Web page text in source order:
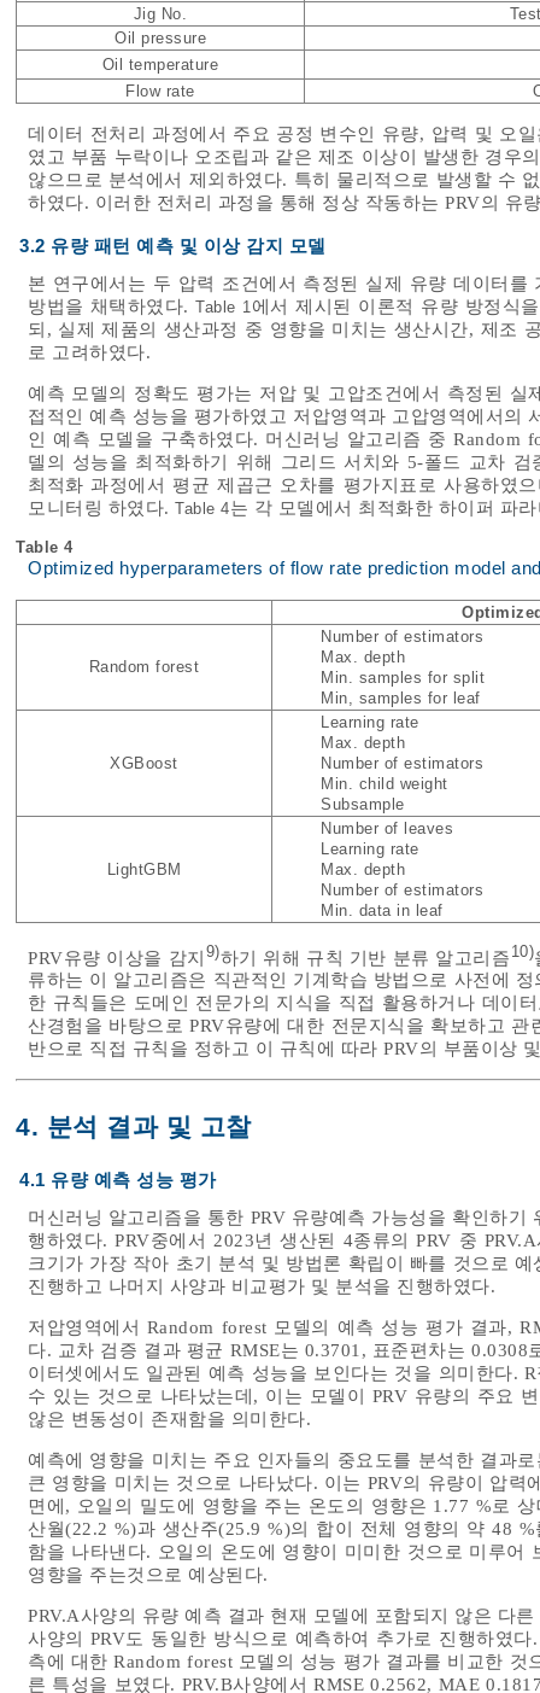
Jig No.
Oil pressure
Oil temperature
Flow rate
데이터 전처리 과정에서 주요 공정 변수인 유량, 압력 및 오
였고 부품 누락이나 오조립과 같은 제조 이상이 발생한 경우
않으므로 분석에서 제외하였다. 특히 물리적으로 발생할 수
하였다. 이러한 전처리 과정을 통해 정상 작동하는 PRV의 유
3.2 유량 패턴 예측 및 이상 감지 모델
본 연구에서는 두 압력 조건에서 측정된 실제 유량 데이터
방법을 채택하였다.Table 1 에서 제시된 이론적 유량 방정식
되, 실제 제품의 생산과정 중 영향을 미치는 생산시간, 제조
로 고려하였다.
예측 모델의 정확도 평가는 저압 및 고압조건에서 측정된
접적인 예측 성능을 평가하였고 저압영역과 고압영역에서의
인 예측 모델을 구축하였다. 머신러닝 알고리즘 중 Random
델의 성능을 최적화하기 위해 그리드 서치와 5-폴드 교차
최적화 과정에서 평균 제곱근 오차를 평가지표로 사용하였
모니터링 하였다. Table 4는 각 모델에서 최적화한 하이퍼 파
Table 4
Optimized hyperparameters of flow rate prediction model
Random forest
Number of estimators
Max. depth
Min. samples for split
Min, samples for leaf
XGBoost
Learning rate
Max. depth
Number of estimators
Min. child weight
Subsample
LightGBM
Number of leaves
Learning rate
Max. depth
Number of estimators
Min. data in leaf
PRV유량 이상을 감지 9)하기 위해 규칙 기반 분류 알고리즘 10)
류하는 이 알고리즘은 직관적인 기계학습 방법으로 사전에
한 규칙들은 도메인 전문가의 지식을 직접 활용하거나 데이
산경험을 바탕으로 PRV유량에 대한 전문지식을 확보하고
반으로 직접 규칙을 정하고 이 규칙에 따라 PRV의 부품이상
4. 분석 결과 및 고찰
4.1 유량 예측 성능 평가
머신러닝 알고리즘을 통한 PRV 유량예측 가능성을 확인하
행하였다. PRV중에서 2023년 생산된 4종류의 PRV 중
크기가 가장 작아 초기 분석 및 방법론 확립이 빠를 것으로
진행하고 나머지 사양과 비교평가 및 분석을 진행하였다.
저압영역에서 Random forest 모델의 예측 성능 평가 결과,
다. 교차 검증 결과 평균 RMSE는 0.3701, 표준편차는
이터셋에서도 일관된 예측 성능을 보인다는 것을 의미한다.
수 있는 것으로 나타났는데, 이는 모델이 PRV 유량의 주요
않은 변동성이 존재함을 의미한다.
예측에 영향을 미치는 주요 인자들의 중요도를 분석한 결과
큰 영향을 미치는 것으로 나타났다. 이는 PRV의 유량이 압
면에, 오일의 밀도에 영향을 주는 온도의 영향은 1.77 %로
산월(22.2 %)과 생산주(25.9 %)의 합이 전체 영향의 약 48
함을 나타낸다. 오일의 온도에 영향이 미미한 것으로 미루어
영향을 주는것으로 예상된다.
PRV.A사양의 유량 예측 결과 현재 모델에 포함되지 않은 다
사양의 PRV도 동일한 방식으로 예측하여 추가로 진행하였
측에 대한 Random forest 모델의 성능 평가 결과를 비교한
른 특성을 보였다. PRV.B사양에서 RMSE 0.2562, MAE